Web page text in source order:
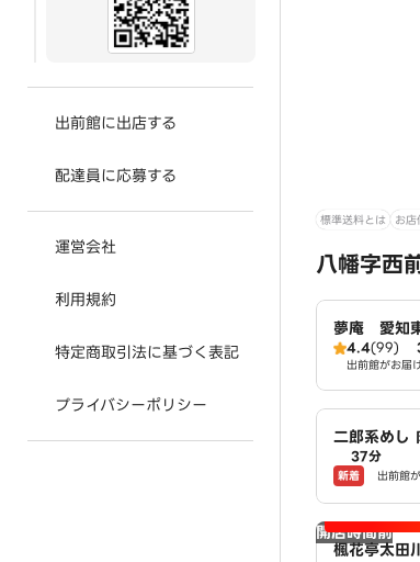
出前館に出店する
配達員に応募する
運営会社
利用規約
特定商取引法に基づく表記
プライバシーポリシー
標準送料とは お
八幡字西
夢庵 愛知
4.4(99)
出前館がお届
二郎系めし
37分
新着 出前館
開店時間前
楓花亭太田